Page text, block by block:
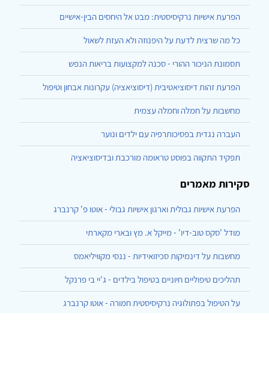
הפרעת אישיות נרקיסיסטית: מבט אל היחסים הבין-אישיים
כל מה שרצית לדעת על היפנוזה ולא העזת לשאול
תסמונת הניכור ההורי - סכנה למקצועות בריאות הנפש
הפרעת זהות דיסוציאטיבית (דיסוציאציה) עקרונות אבחון וטיפול
מחשבות על חמלה וחמלה עצמית
העברה נגדית בפסיכותרפיה עם ילדים ונוער
תפקיד התקווה בפוסט טראומה מורכבת ובדיסוציאציה
סקירות מאמרים
הפרעת אישיות גבולית וארגון אישיות גבולי - אוטו פ' קרנברג
מודל 'סקס טוב-דיו' - מייקל א. מץ ובארי מקארתי
מחשבות על דינמיקות סכיזואידיות - ננסי מקוויליאמס
תהליכים טיפוליים חיוניים בטיפול בילדים - ג'יי בי פרנקל
על הטיפול בפתולוגיה נרקיסיסטית חמורה - אוטו קרנברג